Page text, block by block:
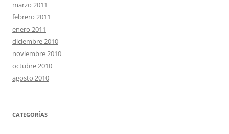
marzo 2011
febrero 2011
enero 2011
diciembre 2010
noviembre 2010
octubre 2010
agosto 2010
CATEGORÍAS